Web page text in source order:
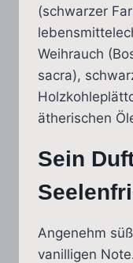
(schwarzer
Weihrauch
sacra),
ätherischen
Sein
Angenehm
vanilligen